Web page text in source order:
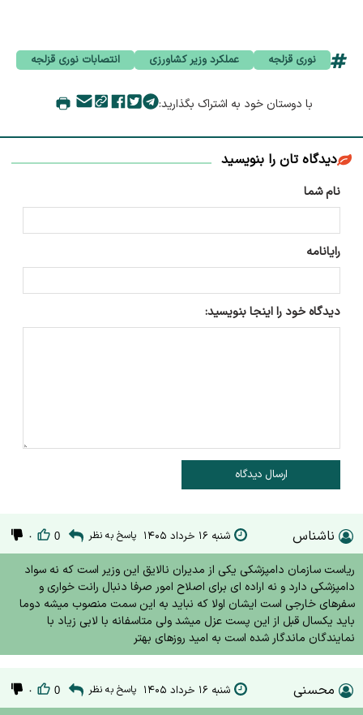
نوری قزلجه عملکرد وزیر کشاورزی انتصابات نوری قزلجه
با دوستان خود به اشتراک بگذارید:
دیدگاه تان را بنویسید
نام شما
رایانامه
دیدگاه خود را اینجا بنویسید:
ارسال دیدگاه
ناشناس شنبه ۱۶ خرداد ۱۴۰۵ پاسخ به نظر 0 ۰
ریاست سازمان دامپزشکی یکی از مدیران نالایق این وزیر است که نه سواد
دامپزشکی دارد و نه اراده ای برای اصلاح امور صرفا دنبال رانت خواری و
سفرهای خارجی است ایشان اولا که نباید به این سمت منصوب میشه دوما
باید یکسال قبل از این پست عزل میشد ولی متاسفانه با لابی زیاد با
نمایندگان ماندگار شده است به امید روزهای بهتر
محسنی شنبه ۱۶ خرداد ۱۴۰۵ پاسخ به نظر 0 ۰